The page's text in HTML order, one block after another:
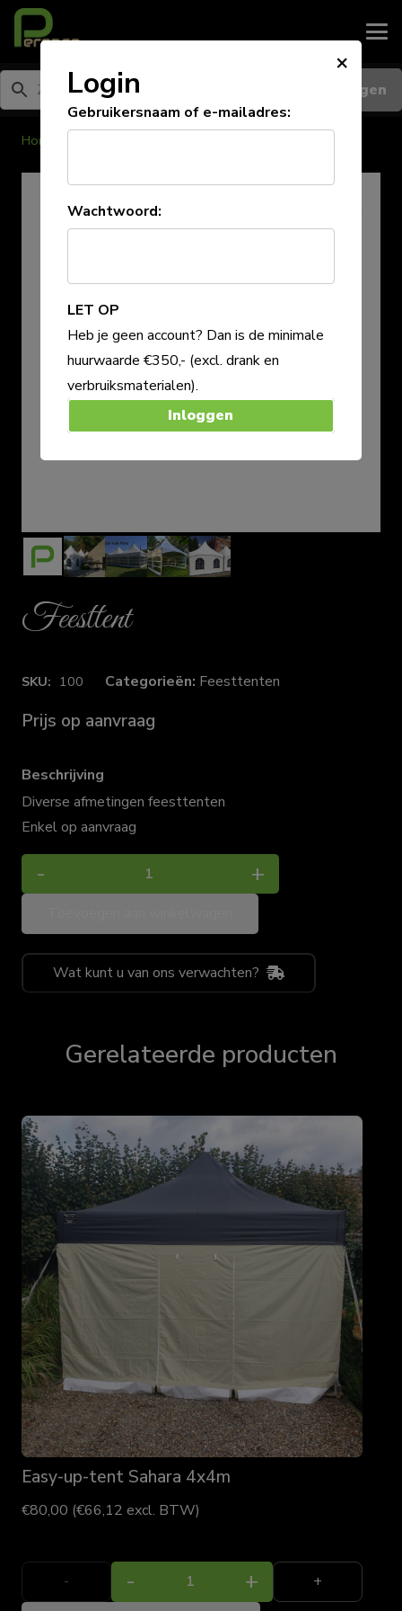
Inloggen
Home
Feesttent
SKU: 100 Categorieën: Feesttenten
Prijs op aanvraag
Beschrijving
Diverse afmetingen feesttenten
Enkel op aanvraag
aantal
- +
Wat kunt u van ons verwachten?
Gerelateerde producten
Easy-up-tent Sahara 4x4m
€80,00 (€66,12 excl. BTW)
up-
- +
×
Login
Gebruikersnaam of e-mailadres:
Wachtwoord:
LET OP
Heb je geen account? Dan is de minimale
huurwaarde €350,- (excl. drank en
verbruiksmaterialen).
Inloggen